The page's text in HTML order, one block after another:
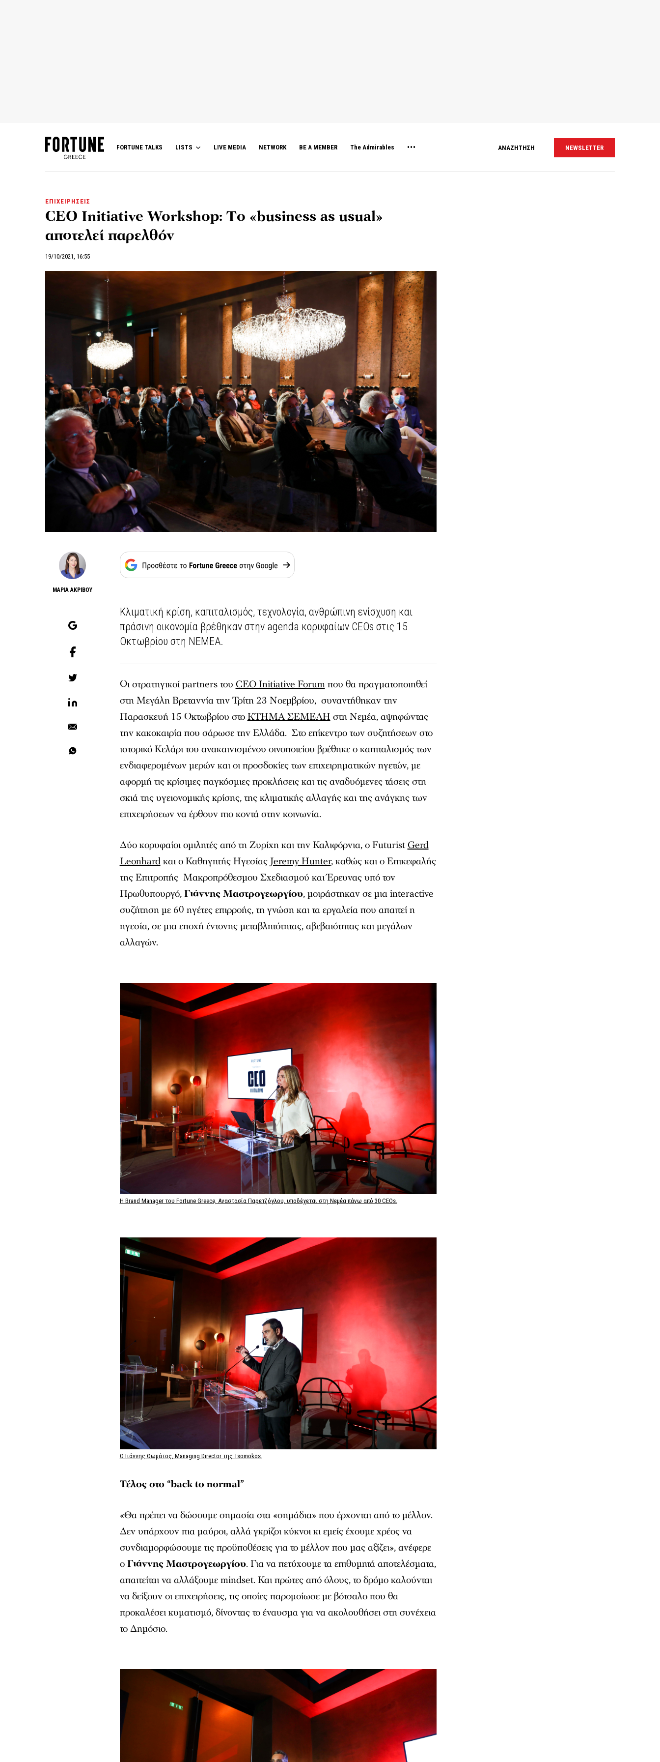
FORTUNE TALKS LISTS LIVE MEDIA NETWORK BE A MEMBER The Admirables ΑΝΑΖΗΤΗΣΗ NEWSLETTER
ΕΠΙΧΕΙΡΗΣΕΙΣ
CEO Initiative Workshop: Tο «business as usual»
αποτελεί παρελθόν
19/10/2021, 16:55
ΜΑΡΙΑ ΑΚΡΙΒΟΥ
Κλιματική κρίση, καπιταλισμός, τεχνολογία, ανθρώπινη ενίσχυση και
πράσινη οικονομία βρέθηκαν στην agenda κορυφαίων CEOs στις 15
Οκτωβρίου στη ΝΕΜΕΑ.
Οι στρατηγικοί partners του CEO Initiative Forumπου θα πραγματοποιηθεί
στη Μεγάλη Βρεταννία την Τρίτη 23 Νοεμβρίου, συναντήθηκαν την
Παρασκευή 15 Οκτωβρίου στο ΚΤΗΜΑ ΣΕΜΕΛΗ στη Νεμέα, αψηφώντας
την κακοκαιρία που σάρωσε την Ελλάδα. Στο επίκεντρο των συζητήσεων στο
ιστορικό Κελάρι του ανακαινισμένου οινοποιείου βρέθηκε ο καπιταλισμός των
ενδιαφερομένων μερών και οι προσδοκίες των επιχειρηματικών ηγετών, με
αφορμή τις κρίσιμες παγκόσμιες προκλήσεις και τις αναδυόμενες τάσεις στη
σκιά της υγειονομικής κρίσης, της κλιματικής αλλαγής και της ανάγκης των
επιχειρήσεων να έρθουν πιο κοντά στην κοινωνία.
Δύο κορυφαίοι ομιλητές από τη Ζυρίχη και την Καλιφόρνια, ο FuturistGerd
Leonhardκαι ο Καθηγητής Ηγεσίας Jeremy Hunter, καθώς και ο Επικεφαλής
της Επιτροπής Μακροπρόθεσμου Σχεδιασμού και Έρευνας υπό τον
Πρωθυπουργό,Γιάννης Μαστρογεωργίου, μοιράστηκαν σε μια interactive
συζήτηση με 60 ηγέτες επιρροής, τη γνώση και τα εργαλεία που απαιτεί η
ηγεσία, σε μια εποχή έντονης μεταβλητότητας, αβεβαιότητας και μεγάλων
αλλαγών.
Η Brand Manager του Fortune Greece, Αναστασία Παρετζόγλου, υποδέχεται στη Νεμέα πάνω από 30 CEOs.
O Γιάννης Θωμάτος, Managing Director της Tsomokos.
Τέλος στο“back to normal”
«Θα πρέπει να δώσουμε σημασία στα «σημάδια» που έρχονται από το μέλλον.
Δεν υπάρχουν πια μαύροι, αλλά γκρίζοι κύκνοι κι εμείς έχουμε χρέος να
συνδιαμορφώσουμε τις προϋποθέσεις για το μέλλον που μας αξίζει», ανέφερε
οΓιάννης Μαστρογεωργίου. Για να πετύχουμε τα επιθυμητά αποτελέσματα,
απαιτείται να αλλάξουμε mindset. Και πρώτες από όλους, το δρόμο καλούνται
να δείξουν οι επιχειρήσεις, τις οποίες παρομοίωσε με βότσαλο που θα
προκαλέσει κυματισμό, δίνοντας το έναυσμα για να ακολουθήσει στη συνέχεια
το Δημόσιο.